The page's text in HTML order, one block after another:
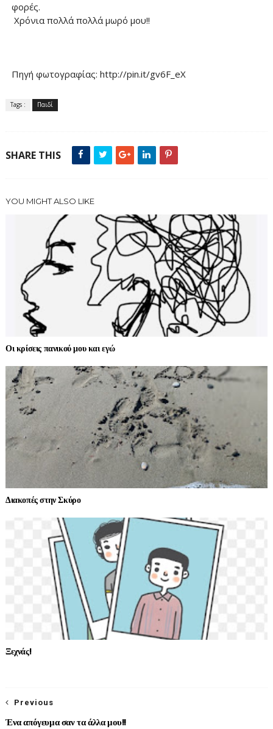
φορές.
Χρόνια πολλά πολλά μωρό μου!!
Πηγή φωτογραφίας: http://pin.it/gv6F_eX
Tags : Παιδί
SHARE THIS
YOU MIGHT ALSO LIKE
Οι κρίσεις πανικού μου και εγώ
Διακοπές στην Σκύρο
Ξεχνάς!
Previous
Ένα απόγευμα σαν τα άλλα μου!!